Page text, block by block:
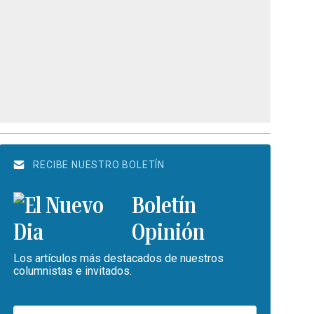
RECIBE NUESTRO BOLETÍN
Boletín
Opinión
Los artículos más destacados de nuestros
columnistas e invitados.